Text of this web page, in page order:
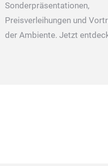
Sonderpräsentationen,
Preisverleihungen und
der Ambiente. Jetzt